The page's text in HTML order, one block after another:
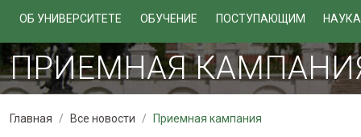
ОБ УНИВЕРСИТЕТЕ ОБУЧЕНИЕ ПОСТУПАЮЩИМ
ПРИЕМНАЯ
Главная Все новости Приемная кампания